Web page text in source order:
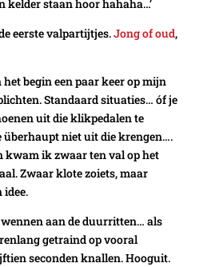
kelder staan hoor hahaha…’
eerste valpartijtjes.Jong of oud,
begin een paar keer op mijn
Standaard situaties… óf je
uit die klikpedalen te
niet uit die krengen….
kwam ik zwaar ten val op het
Zwaar klote zoiets, maar
idee.
aan de duurritten… als
getraind op vooral
seconden knallen. Hooguit.